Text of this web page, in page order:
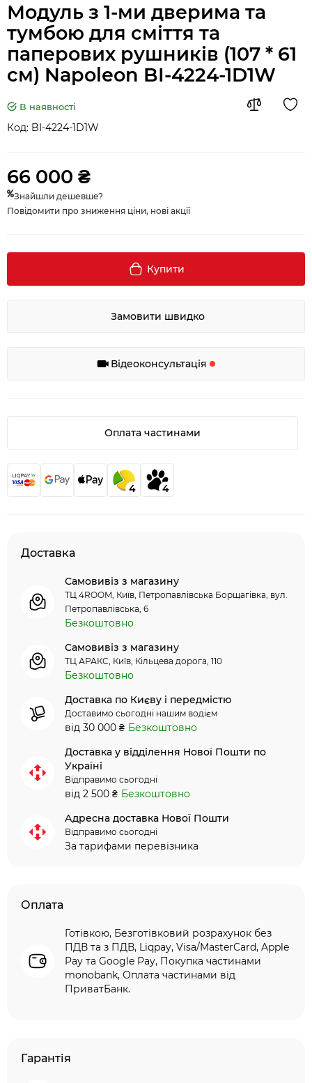
Модуль з 1-ми дверима та
тумбою для сміття та
паперових рушників (107 * 61
см) Napoleon BI-4224-1D1W
В наявності
Код: BI-4224-1D1W
66 000 ₴
Знайшли дешевше?
Повідомити про зниження ціни, нові акції
Купити
Замовити швидко
Відеоконсультація
Оплата частинами
4 4
Доставка
Самовивіз з магазину
ТЦ 4ROOM, Київ, Петропавлівська Борщагівка, вул.
Петропавлівська, 6
Безкоштовно
Самовивіз з магазину
ТЦ АРАКС, Київ, Кільцева дорога, 110
Безкоштовно
Доставка по Києву і передмістю
Доставимо сьогодні нашим водієм
від 30 000 ₴ Безкоштовно
Доставка у відділення Нової Пошти по
Україні
Відправимо сьогодні
від 2 500 ₴ Безкоштовно
Адресна доставка Нової Пошти
Відправимо сьогодні
За тарифами перевізника
Оплата
Готівкою, Безготівковий розрахунок без
ПДВ та з ПДВ, Liqpay, Visa/MasterCard, Apple
Pay та Google Pay, Покупка частинами
monobank, Оплата частинами від
ПриватБанк.
Гарантія